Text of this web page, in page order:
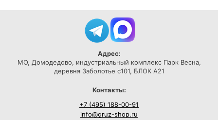
Адрес:
МО, Домодедово, индустриальный комплекс Парк Весна,
деревня Заболотье с101, БЛОК А21
Контакты:
+7 (495) 188-00-91
info@gruz-shop.ru